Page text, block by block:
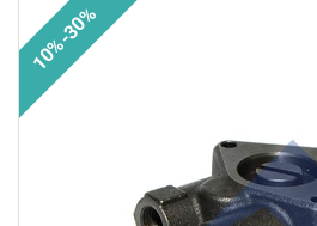
10%-30%